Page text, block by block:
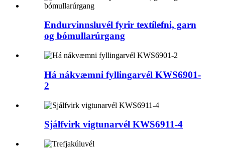
Endurvinnsluvél fyrir textílefni, garn
og bómullarúrgang
Há nákvæmni fyllingarvél KWS6901-
2
Sjálfvirk vigtunarvél KWS6911-4